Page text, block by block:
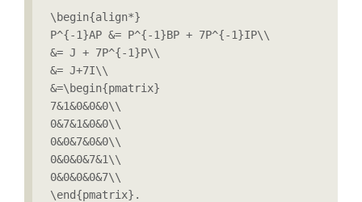
\begin{align*}
P^{-1}AP &= P^{-1}BP + 7P^{-1}IP\\
&= J + 7P^{-1}P\\
&= J+7I\\
&=\begin{pmatrix}
7&1&0&0&0\\
0&7&1&0&0\\
0&0&7&0&0\\
0&0&0&7&1\\
0&0&0&0&7\\
\end{pmatrix}.